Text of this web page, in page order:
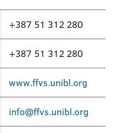
+387 51 312 280
+387 51 312 280
www.ffvs.unibl.org
info@ffvs.unibl.org